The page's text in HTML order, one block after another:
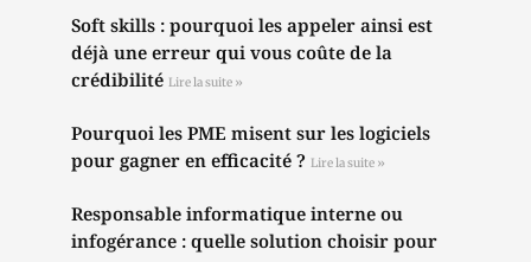
Soft skills : pourquoi les appeler ainsi est
déjà une erreur qui vous coûte de la
crédibilité Lire la suite »
Pourquoi les PME misent sur les logiciels
pour gagner en efficacité ? Lire la suite »
Responsable informatique interne ou
infogérance : quelle solution choisir pour